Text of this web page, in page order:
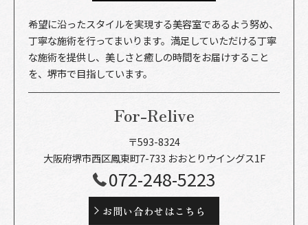
希望に沿ったスタイルを実現する美容室であるよう努め、
丁寧な施術を行ってまいります。満足していただける丁寧
な施術を提供し、美しさと癒しの時間をお届けすること
を、堺市で目指しています。
For-Relive
〒593-8324
大阪府堺市西区鳳東町7-733 おおとりウイングス1F
072-248-5223
お問い合わせはこちら